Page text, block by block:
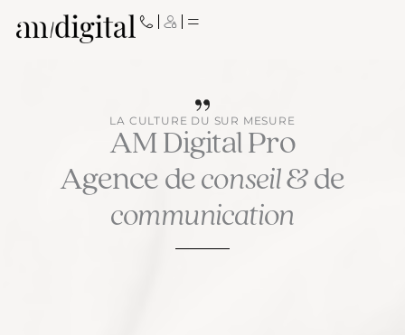
LA CULTURE DU SUR MESURE
AM Digital Pro
Agence deconseil& de
communication